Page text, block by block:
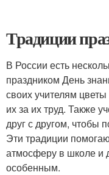
Традиции
В России есть
праздником День
своих учителям
их за их труд. Также
друг с другом, чтобы
Эти традиции
атмосферу в школе и
особенным.